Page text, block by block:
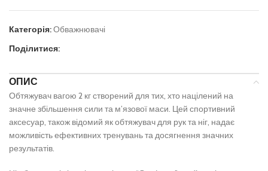
Категорія:Обважнювачі
Поділитися:
ОПИС
Обтяжувач вагою 2 кг створений для тих, хто націлений на
значне збільшення сили та м’язової маси. Цей спортивний
аксесуар, також відомий як обтяжувач для рук та ніг, надає
можливість ефективних тренувань та досягнення значних
результатів.